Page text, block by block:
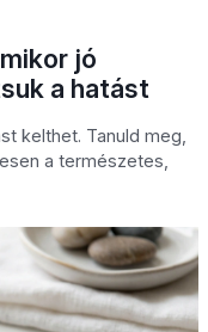
jó
a hatást
kelthet. Tanuld meg,
a természetes,